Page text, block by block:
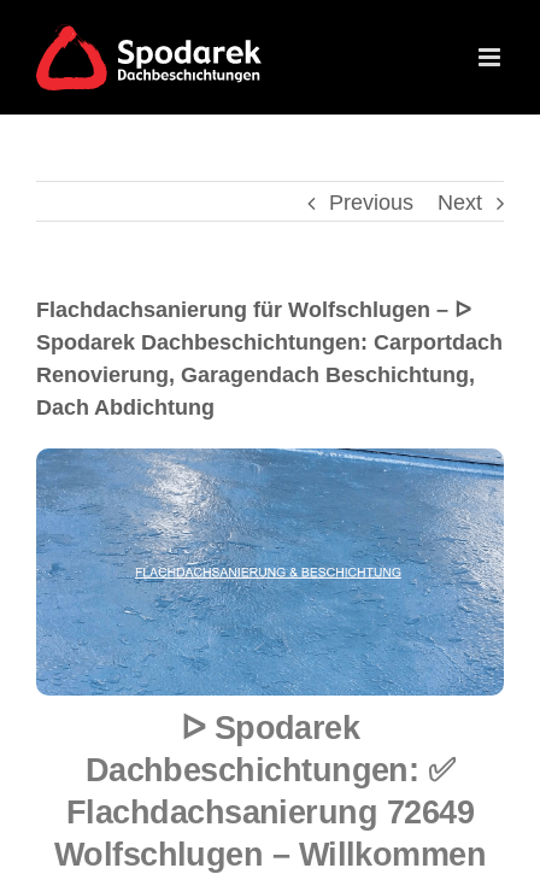
Previous Next
Flachdachsanierung für Wolfschlugen – ᐅ
Spodarek Dachbeschichtungen: Carportdach
Renovierung, Garagendach Beschichtung,
Dach Abdichtung
ᐅ Spodarek
Dachbeschichtungen: ✅
Flachdachsanierung 72649
Wolfschlugen – Willkommen